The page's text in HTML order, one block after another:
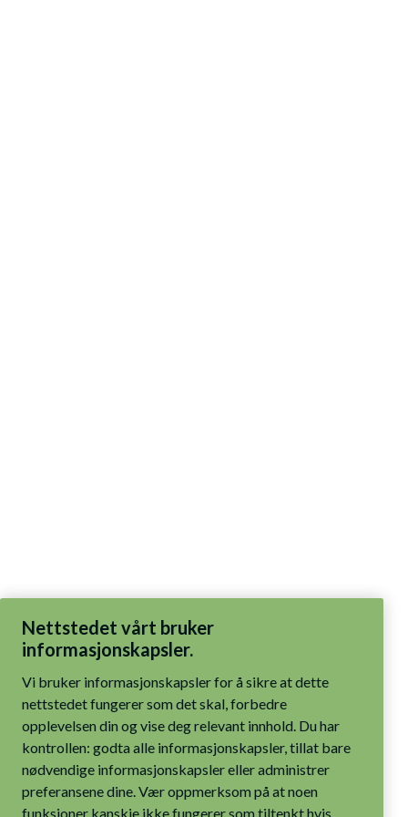
informasjonskapsler.
nettstedet fungerer som det skal, forbedre
opplevelsen din og vise deg relevant innhold. Du har
kontrollen: godta alle informasjonskapsler, tillat bare
nødvendige informasjonskapsler eller administrer
preferansene dine. Vær oppmerksom på at noen
funksjoner kanskje ikke fungerer som tiltenkt hvis